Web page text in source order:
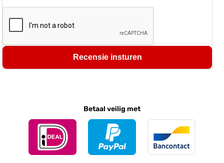
Recensie insturen
Betaal veilig met